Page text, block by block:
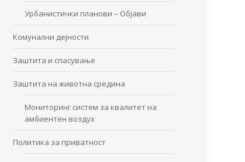
Урбанистички планови – Објави
Комунални дејности
Заштита и спасување
Заштита на животна средина
Мониторинг систем за квалитет на
амбиентен воздух
Политика за приватност